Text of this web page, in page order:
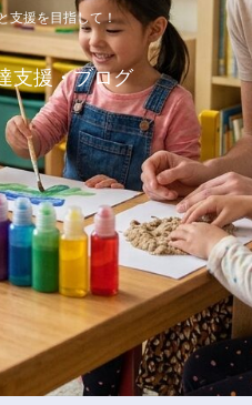
支援を目指して！
支援・ブログ